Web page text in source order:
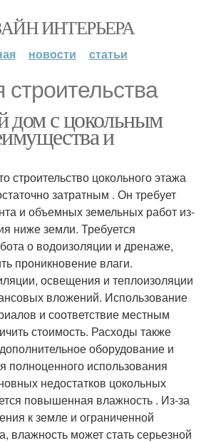
ИНТЕРЬЕРА
новости статьи
дом с цокольным
и
строительство цокольного этажа
затратным . Он требует
и объемных земельных работ из-
ниже земли. Требуется
о водоизоляции и дренаже,
проникновение влаги.
освещения и теплоизоляции
вложений. Использование
и соответствие местным
стоимость. Расходы также
оборудование и
полноценного использования
недостатков цокольных
повышенная влажность . Из-за
к земле и ограниченной
влажность может стать серьезной